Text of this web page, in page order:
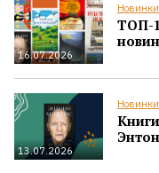
16.07.2026
ТОП-
13.07.2026